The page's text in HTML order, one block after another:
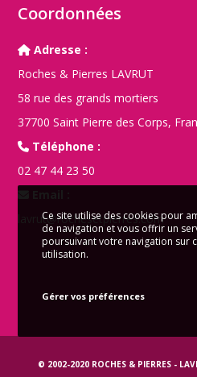
Coordonnées
Adresse :
Roches & Pierres LAVRUT
58 rue des grands mortiers
37700 Saint Pierre des Corps,
Téléphone :
02 47 44 23 50
lavrut@rochesetpierres.com
© 2002-2020 ROCHES & PIERRES -
Ce site utilise des cookies pour
de navigation et vous offrir un
poursuivant votre navigation sur
utilisation.
Gérer vos préférences